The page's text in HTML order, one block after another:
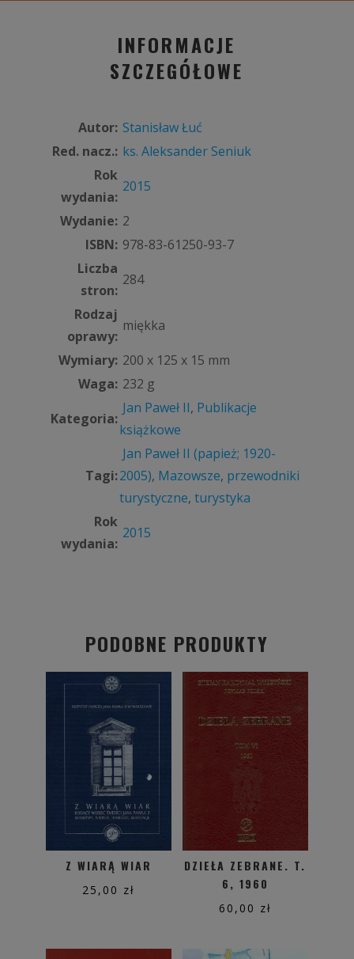
INFORMACJE
SZCZEGÓŁOWE
Autor: Stanisław Łuć
Red. nacz.: ks. Aleksander Seniuk
Rok
wydania:
2015
Wydanie: 2
ISBN: 978-83-61250-93-7
Liczba
stron:
284
Rodzaj
oprawy:
miękka
Wymiary: 200 x 125 x 15 mm
Waga: 232 g
Kategoria:
Jan Paweł II, Publikacje
książkowe
Tagi:
Jan Paweł II (papież; 1920-
2005), Mazowsze, przewodniki
turystyczne, turystyka
Rok
wydania:
2015
PODOBNE PRODUKTY
Z WIARĄ WIAR
25,00 zł
DZIEŁA ZEBRANE. T.
6, 1960
60,00 zł